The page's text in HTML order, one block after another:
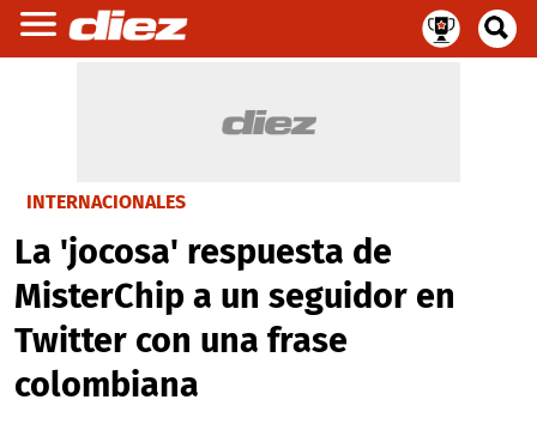
INTERNACIONALES
La 'jocosa' respuesta de
MisterChip a un seguidor en
Twitter con una frase
colombiana